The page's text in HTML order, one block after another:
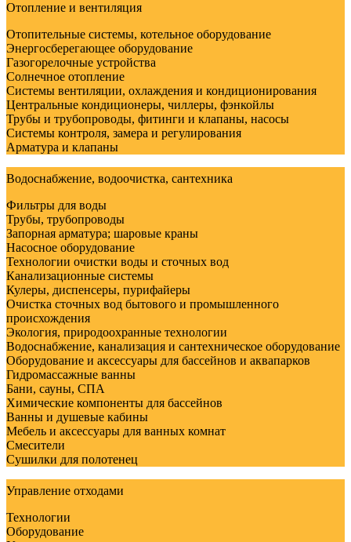
Отопление и вентиляция
Отопительные системы, котельное оборудование
Энергосберегающее оборудование
Газогорелочные устройства
Солнечное отопление
Системы вентиляции, охлаждения и кондиционирования
Центральные кондиционеры, чиллеры, фэнкойлы
Трубы и трубопроводы, фитинги и клапаны, насосы
Системы контроля, замера и регулирования
Арматура и клапаны
Водоснабжение, водоочистка, сантехника
Фильтры для воды
Трубы, трубопроводы
Запорная арматура; шаровые краны
Насосное оборудование
Технологии очистки воды и сточных вод
Канализационные системы
Кулеры, диспенсеры, пурифайеры
Очистка сточных вод бытового и промышленного
происхождения
Экология, природоохранные технологии
Водоснабжение, канализация и сантехническое оборудование
Оборудование и аксессуары для бассейнов и аквапарков
Гидромассажные ванны
Бани, сауны, СПА
Химические компоненты для бассейнов
Ванны и душевые кабины
Мебель и аксессуары для ванных комнат
Смесители
Сушилки для полотенец
Управление отходами
Технологии
Оборудование